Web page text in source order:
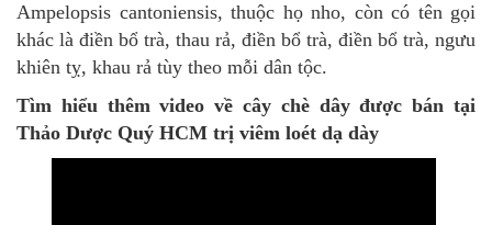
Ampelopsis cantoniensis, thuộc họ nho, còn có tên gọi
khác là điền bổ trà, thau rả, điền bổ trà, điền bổ trà, ngưu
khiên tỵ, khau rả tùy theo mỗi dân tộc.
Tìm hiểu thêm video về cây chè dây được bán tại
Thảo Dược Quý HCM trị viêm loét dạ dày